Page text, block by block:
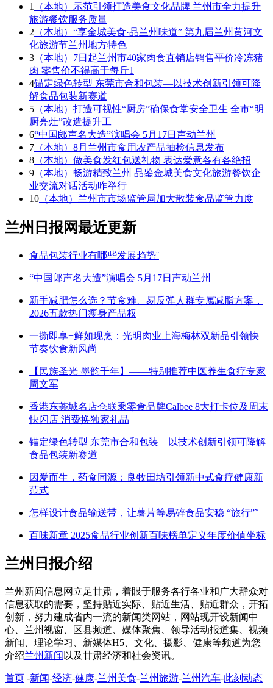
1
（本地）示范引领打造美食文化品牌 兰州市全力提升
旅游餐饮服务质量
2 （本地）“享金城美食·品兰州味道” 第九届兰州黄河文
化旅游节兰州地方特色
3 （本地）7日起兰州市40家肉食直销店销售平价冷冻猪
肉 零售价不得高于每斤1
4锚定绿色转型 东莞市合和包装—以技术创新引领可降
解食品包装新赛道
5 （本地）打造可视性“厨房”确保食堂安全卫生 全市“明
厨亮灶”改造提升工
6“中国郎声名大造”演唱会 5月17日声动兰州
7 （本地）8月兰州市食用农产品抽检信息发布
8 （本地）做美食发红包送礼物 表达爱意各有各绝招
9 （本地）畅游精致兰州 品鉴金城美食文化旅游餐饮企
业交流对话活动昨举行
10 （本地）兰州市市场监管局加大散装食品监管力度
兰州日报网最近更新
食品包装行业有哪些发展趋势¨
“中国郎声名大造”演唱会 5月17日声动兰州
新手减肥怎么选？节食难、易反弹人群专属减脂方案，
2026五款热门瘦身产品权
一撕即享+鲜如现烹：光明肉业上海梅林双新品引领快
节奏饮食新风尚
【民族圣光 墨韵千年】——特别推荐中医养生食疗专家
周文军
香港东荟城名店仓联乘零食品牌Calbee 8大打卡位及周末
快闪店 消费换独家礼品
锚定绿色转型 东莞市合和包装—以技术创新引领可降解
食品包装新赛道
因爱而生，药食同源：良牧田坊引领新中式食疗健康新
范式
怎样设计食品输送带，让薯片等易碎食品安稳 “旅行”˜
百味新章 2025食品行业创新百味榜单定义年度价值坐标
兰州日报介绍
兰州新闻信息网立足甘肃，着眼于服务各行各业和广大群众对
信息获取的需要，坚持贴近实际、贴近生活、贴近群众，开拓
创新，努力建成省内一流的新闻类网站，网站现开设新闻中
心、兰州视窗、区县频道、媒体聚焦、领导活动报道集、视频
新闻、理论学习、新媒体H5、文化、摄影、健康等频道为您
介绍兰州新闻 以及甘肃经济和社会资讯。
首页 -新闻-经济-健康-兰州美食-兰州旅游-兰州汽车-此刻动态